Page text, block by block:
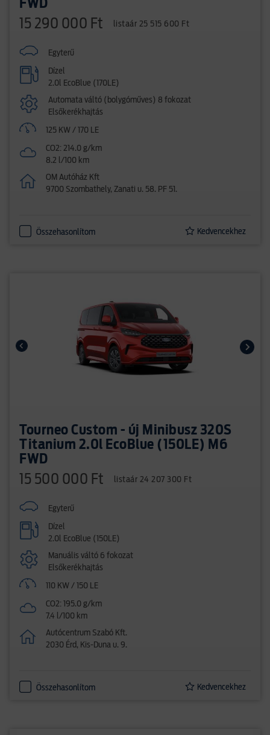
FWD
15 290 000 Ft listaár 25 515 600 Ft
Egyterű
Dízel
2.0l EcoBlue (170LE)
Automata váltó (bolygóműves) 8 fokozat
Elsőkerékhajtás
125 KW / 170 LE
CO2: 214.0 g/km
8.2 l/100 km
OM Autóház Kft
9700 Szombathely, Zanati u. 58. PF 51.
Összehasonlítom Kedvencekhez
Tourneo Custom - új Minibusz 320S
Titanium 2.0l EcoBlue (150LE) M6
FWD
15 500 000 Ft listaár 24 207 300 Ft
Egyterű
Dízel
2.0l EcoBlue (150LE)
Manuális váltó 6 fokozat
Elsőkerékhajtás
110 KW / 150 LE
CO2: 195.0 g/km
7.4 l/100 km
Autócentrum Szabó Kft.
2030 Érd, Kis-Duna u. 9.
Összehasonlítom Kedvencekhez